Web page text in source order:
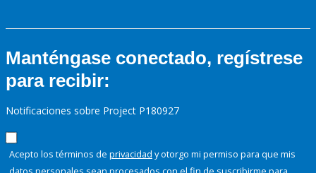
Manténgase conectado, regístrese
para recibir:
Notificaciones sobre Project P180927
Acepto los términos de privacidad y otorgo mi permiso para que mis